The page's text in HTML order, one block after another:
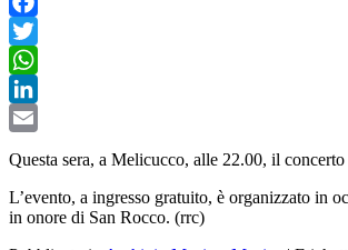
Facebook
Twitter
WhatsApp
LinkedIn
Questa sera, a Melicucco, alle 22.00, il
L’evento, a ingresso gratuito, è organizzato in
in onore di San Rocco. (rrc)